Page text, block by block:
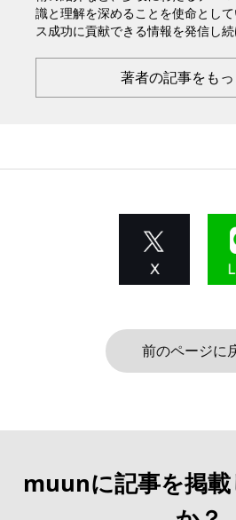
識と理解を深めることを使命とし
ス成功に貢献できる情報を発信し続
著者の記事をも
前のページに
muunに記事を掲